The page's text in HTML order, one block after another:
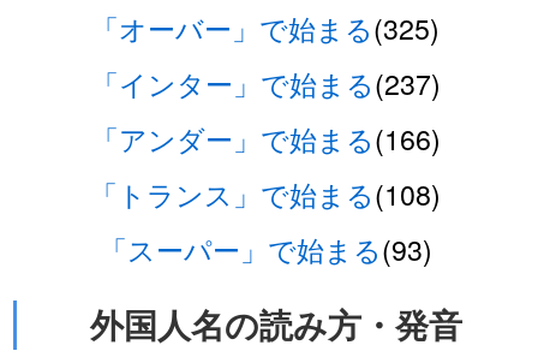
「オーバー」で始まる(325)
「インター」で始まる(237)
「アンダー」で始まる(166)
「トランス」で始まる(108)
「スーパー」で始まる(93)
外国人名の読み方・発音